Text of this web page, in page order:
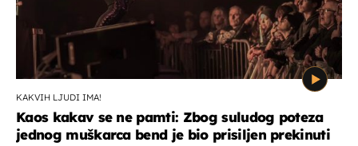
KAKVIH LJUDI IMA!
Kaos kakav se ne pamti: Zbog suludog poteza
jednog muškarca bend je bio prisiljen prekinuti